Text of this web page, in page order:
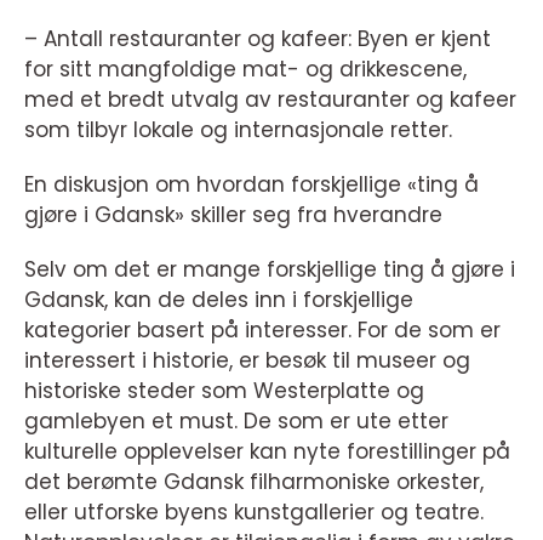
– Antall restauranter og kafeer: Byen er kjent
for sitt mangfoldige mat- og drikkescene,
med et bredt utvalg av restauranter og kafeer
som tilbyr lokale og internasjonale retter.
En diskusjon om hvordan forskjellige «ting å
gjøre i Gdansk» skiller seg fra hverandre
Selv om det er mange forskjellige ting å gjøre i
Gdansk, kan de deles inn i forskjellige
kategorier basert på interesser. For de som er
interessert i historie, er besøk til museer og
historiske steder som Westerplatte og
gamlebyen et must. De som er ute etter
kulturelle opplevelser kan nyte forestillinger på
det berømte Gdansk filharmoniske orkester,
eller utforske byens kunstgallerier og teatre.